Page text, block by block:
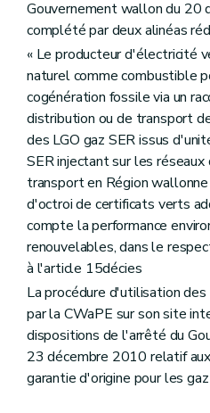
Gouvernement wallon du 20
complété par deux alinéas
« Le producteur d'électricité
naturel comme combustible
cogénération fossile via un
distribution ou de transport
des LGO gaz SER issus
SER injectant sur les
transport en Région
d'octroi de certificats verts
compte la performance
renouvelables, dans le
à l'article 15décies
La procédure d'utilisation
par la CWaPE sur son site
dispositions de l'arrêté du
23 décembre 2010 relatif
garantie d'origine pour les